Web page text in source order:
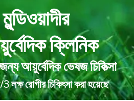
ক্লিনিক
আয়ুর্বেদিক ভেষজ চিকিত্সা
লক্ষ রোগীর চিকিৎসা করা হয়েছে